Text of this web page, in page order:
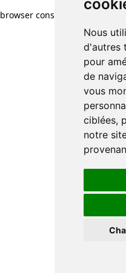
Nous
d'autres
pour
de
vous
ciblées,
notre
browser console for more